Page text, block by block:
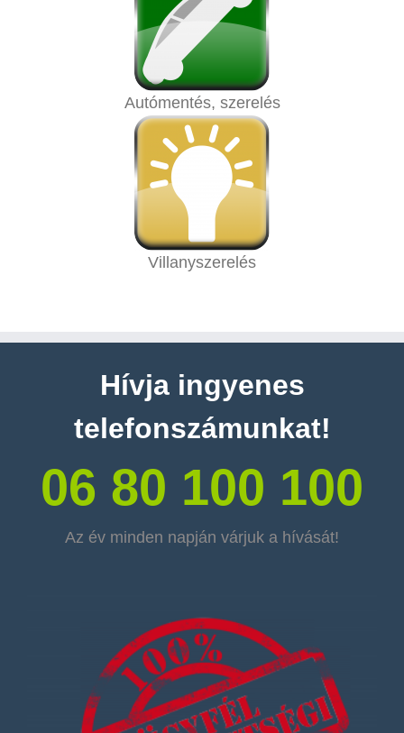
Autómentés, szerelés
Villanyszerelés
Hívja ingyenes
telefonszámunkat!
06 80 100 100
Az év minden napján várjuk a hívását!